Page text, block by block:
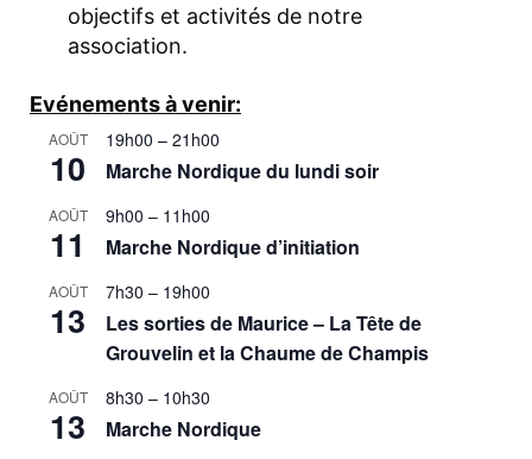
objectifs et activités de notre
association.
Evénements à venir:
AOÛT
10
19h00 – 21h00
Marche Nordique du lundi soir
AOÛT
11
9h00 – 11h00
Marche Nordique d’initiation
AOÛT
13
7h30 – 19h00
Les sorties de Maurice – La Tête de
Grouvelin et la Chaume de Champis
AOÛT
13
8h30 – 10h30
Marche Nordique